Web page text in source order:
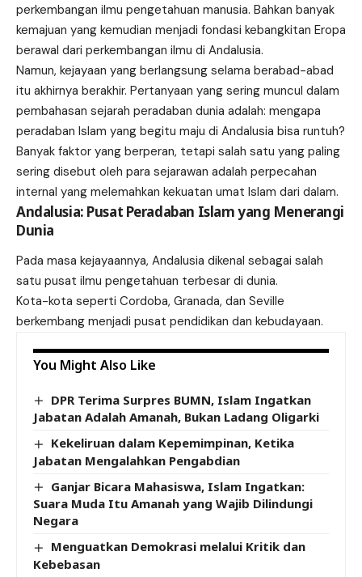
perkembangan ilmu pengetahuan manusia. Bahkan banyak
kemajuan yang kemudian menjadi fondasi kebangkitan Eropa
berawal dari perkembangan ilmu di Andalusia.
Namun, kejayaan yang berlangsung selama berabad-abad
itu akhirnya berakhir. Pertanyaan yang sering muncul dalam
pembahasan sejarah peradaban dunia adalah: mengapa
peradaban Islam yang begitu maju di Andalusia bisa runtuh?
Banyak faktor yang berperan, tetapi salah satu yang paling
sering disebut oleh para sejarawan adalah perpecahan
internal yang melemahkan kekuatan umat Islam dari dalam.
Andalusia: Pusat Peradaban Islam yang Menerangi
Dunia
Pada masa kejayaannya, Andalusia dikenal sebagai salah
satu pusat ilmu pengetahuan terbesar di dunia.
Kota-kota seperti Cordoba, Granada, dan Seville
berkembang menjadi pusat pendidikan dan kebudayaan.
You Might Also Like
DPR Terima Surpres BUMN, Islam Ingatkan
Jabatan Adalah Amanah, Bukan Ladang Oligarki
Kekeliruan dalam Kepemimpinan, Ketika
Jabatan Mengalahkan Pengabdian
Ganjar Bicara Mahasiswa, Islam Ingatkan:
Suara Muda Itu Amanah yang Wajib Dilindungi
Negara
Menguatkan Demokrasi melalui Kritik dan
Kebebasan